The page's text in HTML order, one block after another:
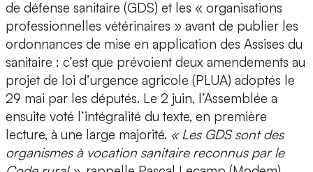
de défense sanitaire (GDS) et les « organisations
professionnelles vétérinaires » avant de publier les
ordonnances de mise en application des Assises du
sanitaire : c’est que prévoient deux amendements au
projet de loi d’urgence agricole (PLUA) adoptés le
29 mai par les députés. Le 2 juin, l’Assemblée a
ensuite voté l’intégralité du texte, en première
lecture, à une large majorité. « Les GDS sont des
organismes à vocation sanitaire reconnus par le